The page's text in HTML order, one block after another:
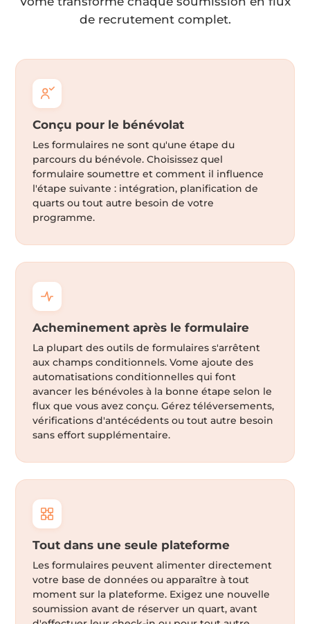
de recrutement complet.
Conçu pour le bénévolat
Les formulaires ne sont qu'une étape du
parcours du bénévole. Choisissez quel
formulaire soumettre et comment il influence
l'étape suivante : intégration, planification de
quarts ou tout autre besoin de votre
programme.
Acheminement après le formulaire
La plupart des outils de formulaires s'arrêtent
aux champs conditionnels. Vome ajoute des
automatisations conditionnelles qui font
avancer les bénévoles à la bonne étape selon le
flux que vous avez conçu. Gérez téléversements,
vérifications d'antécédents ou tout autre besoin
sans effort supplémentaire.
Tout dans une seule plateforme
Les formulaires peuvent alimenter directement
votre base de données ou apparaître à tout
moment sur la plateforme. Exigez une nouvelle
soumission avant de réserver un quart, avant